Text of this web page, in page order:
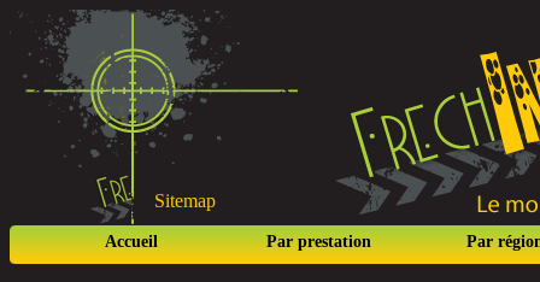
Sitemap
Accueil Par prestation Par